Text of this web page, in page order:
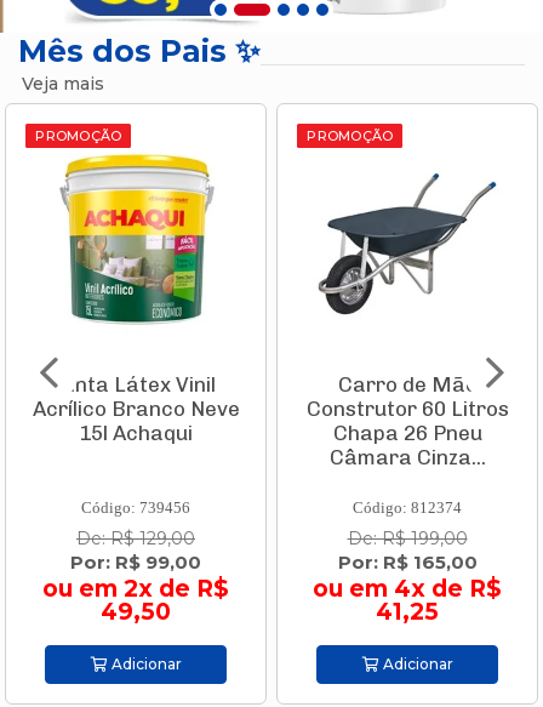
Mês dos Pais ✨
Veja mais
PROMOÇÃO
Tinta Látex Vinil
Acrílico Branco Neve
15l Achaqui
Código: 739456
De: R$ 129,00
Por: R$ 99,00
ou em 2x de R$
49,50
Adicionar
PROMOÇÃO
Carro de Mão
Construtor 60 Litros
Chapa 26 Pneu
Câmara Cinza...
Código: 812374
De: R$ 199,00
Por: R$ 165,00
ou em 4x de R$
41,25
Adicionar